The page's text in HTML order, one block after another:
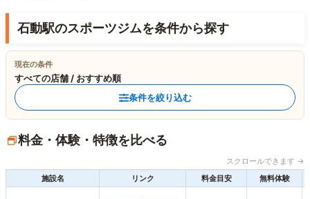
石動駅のスポーツジムを条件から探す
現在の条件
すべての店舗 / おすすめ順
条件を絞り込む
料金・体験・特徴を比べる
スクロールできます →
施設名
リンク 料金目安 無料体験